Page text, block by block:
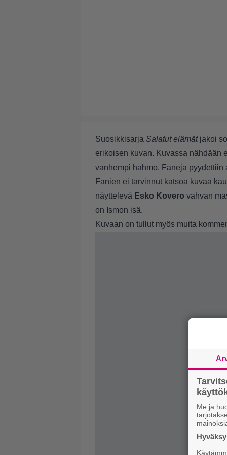
Suosikkisarja Salatut elämätjakoi
erikoisen kuvan. Kuvassa nähdään
vanhempi hahmo. Faneja
Fanien ei tarvinnut katsoa kuvaa
näyttelevä Esko Kovero vahvan
on Ismon isä.
Kuvaan on tullut myös muita
Me ja